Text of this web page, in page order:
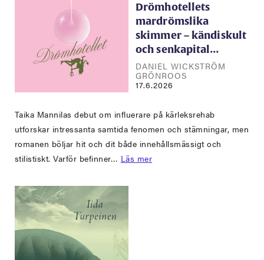
Drömhotellets
mardrömslika
skimmer – kändiskult
och senkapital…
DANIEL WICKSTRÖM
GRÖNROOS
17.6.2026
Taika Mannilas debut om influerare på kärleksrehab
utforskar intressanta samtida fenomen och stämningar, men
romanen böljar hit och dit både innehållsmässigt och
stilistiskt. Varför befinner… Läs mer